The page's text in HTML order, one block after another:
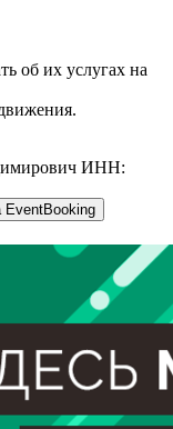
об их услугах на
ИНН: